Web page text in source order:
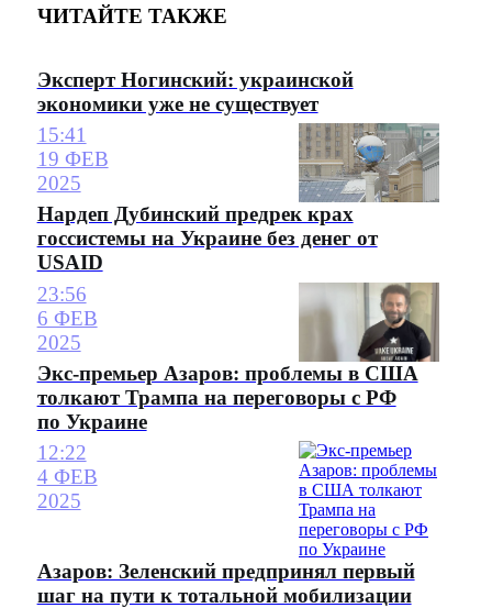
ЧИТАЙТЕ ТАКЖЕ
Эксперт Ногинский: украинской
экономики уже не существует
15:41
19 ФЕВ
2025
Нардеп Дубинский предрек крах
госсистемы на Украине без денег от
USAID
23:56
6 ФЕВ
2025
Экс-премьер Азаров: проблемы в США
толкают Трампа на переговоры с РФ
по Украине
12:22
4 ФЕВ
2025
Азаров: Зеленский предпринял первый
шаг на пути к тотальной мобилизации